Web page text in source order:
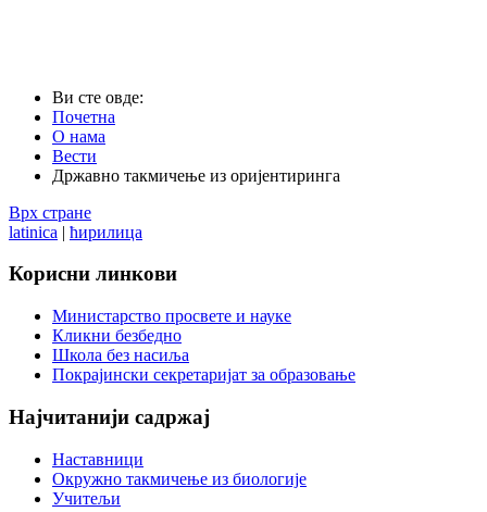
Ви сте овде:
Почетна
О нама
Вести
Државно такмичење из оријентиринга
Врх стране
latinica | ћирилица
Корисни линкови
Министарство просвете и науке
Кликни безбедно
Школа без насиља
Покрајински секретаријат за образовање
Најчитанији садржај
Наставници
Окружно такмичење из биологије
Учитељи